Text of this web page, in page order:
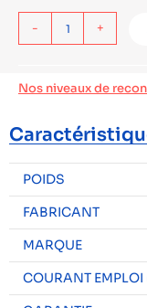
- +
Nos niveaux de
POIDS
FABRICANT
MARQUE
COURANT EMPLOI